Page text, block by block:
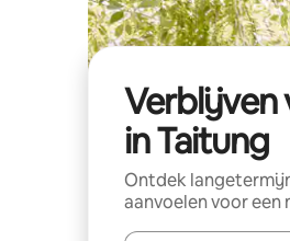
Verblijven
in Taitung
Ontdek
aanvoelen voor een